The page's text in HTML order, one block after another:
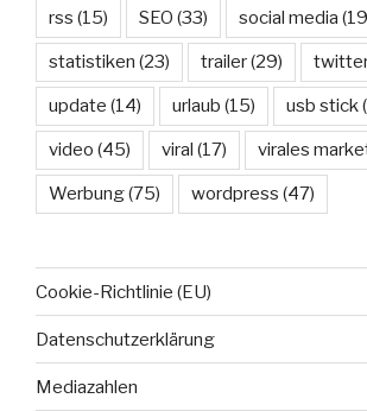
rss (15) SEO (33) social media
statistiken (23) trailer(29)
update (14) urlaub (15) usb stick
video (45) viral (17) virales
Werbung(75) wordpress (47)
Cookie-Richtlinie (EU)
Datenschutzerklärung
Mediazahlen